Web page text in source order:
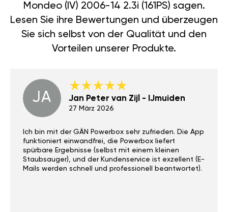
Mondeo (IV) 2006-14 2.3i (161PS) sagen.
Lesen Sie ihre Bewertungen und überzeugen
Sie sich selbst von der Qualität und den
Vorteilen unserer Produkte.
JA Jan Peter van Zijl - IJmuiden
27 März 2026
Ich bin mit der GÄN Powerbox sehr zufrieden. Die App
funktioniert einwandfrei, die Powerbox liefert
spürbare Ergebnisse (selbst mit einem kleinen
Staubsauger), und der Kundenservice ist exzellent (E-
Mails werden schnell und professionell beantwortet).